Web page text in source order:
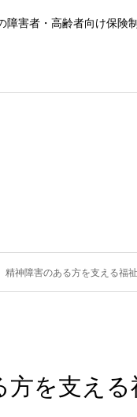
障害者・高齢者向け保険
精神障害のある方を支える福
を支え